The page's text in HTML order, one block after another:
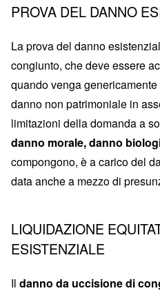
PROVA DEL DANNO
La prova del danno
congiunto, che deve essere
quando venga
danno non patrimoniale in
limitazioni della domanda a
danno morale, danno
compongono, è a carico del
data anche a mezzo di
LIQUIDAZIONE
ESISTENZIALE
Il danno da uccisione di